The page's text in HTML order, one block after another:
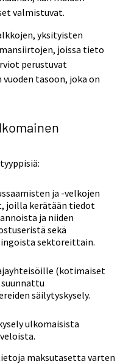
valmistuvat.
yksityisten
joissa tieto
perustuvat
tasoon, joka on
ja -velkojen
joilla kerätään tiedot
ja niiden
sekä
sektoreittain.
(kotimaiset
säilytyskysely.
ulkomaisista
maksutasetta varten